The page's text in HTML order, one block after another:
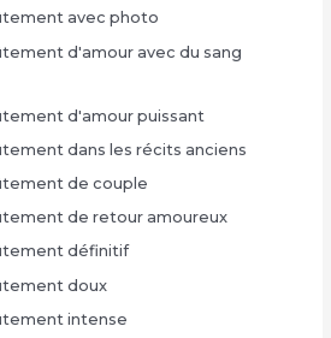
avec photo
d'amour avec du sang
d'amour puissant
dans les récits anciens
de couple
de retour amoureux
définitif
doux
intense